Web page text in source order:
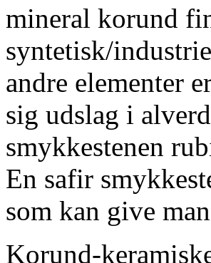
mineral korund
syntetisk/
andre elementer
sig udslag i
smykkestenen
En safir
som kan give
Korund-